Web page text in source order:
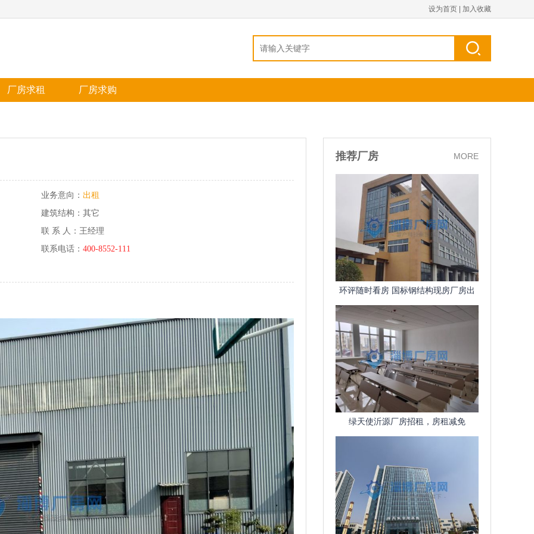
设为首页 加入收藏
厂房求租 厂房求购
业务意向： 出租
建筑结构：其它
联 系 人：王经理
联系电话： 400-8552-111
推荐厂房 MORE
环评随时看房 国标钢结构现房厂房出
租 配套齐全
绿天使沂源厂房招租，房租减免